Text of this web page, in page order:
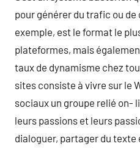
pour générer du trafic ou
exemple, est le format le
plateformes, mais
taux de dynamisme chez
sites consiste à vivre sur le
sociaux un groupe relié on-
leurs passions et leurs
dialoguer, partager du